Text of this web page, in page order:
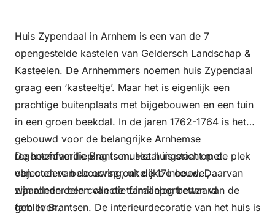
Huis Zypendaal in Arnhem is een van de 7
opengestelde kastelen van Geldersch Landschap &
Kasteelen. De Arnhemmers noemen huis Zypendaal
graag een ‘kasteeltje’. Maar het is eigenlijk een
prachtige buitenplaats met bijgebouwen en een tuin
in een groen beekdal. In de jaren 1762-1764 is het
gebouwd voor de belangrijke Arnhemse
regentenfamilie Brantsen. Het huis staat op de plek
van oudere bebouwing, uit de 17e eeuw. Daarvan
zijn alleen delen van de tuinaanleg bewaard
gebleven.
De hoofdverdieping is museaal ingericht met
objecten van de oorspronkelijke inboedel,
waaronder een collectie familieportretten van de
familie Brantsen. De interieurdecoratie van het huis is